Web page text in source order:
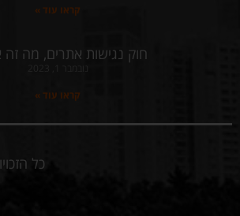
קראו עוד »
חוק נגישות אתרים, מה זה
קראו עוד »
כל